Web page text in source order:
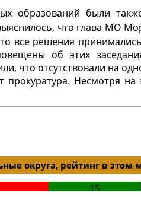
образований были
что глава МО
все решения
об этих
что отсутствовали на
прокуратура. Несмотря
округа, рейтинг в этом
15